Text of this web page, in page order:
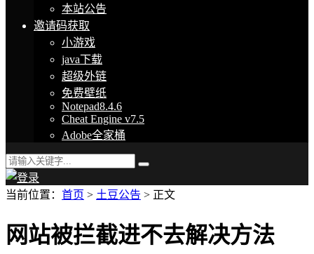
本站公告
邀请码获取
小游戏
java下载
超级外链
免费壁纸
Notepad8.4.6
Cheat Engine v7.5
Adobe全家桶
当前位置： 首页 > 土豆公告 > 正文
网站被拦截进不去解决方法